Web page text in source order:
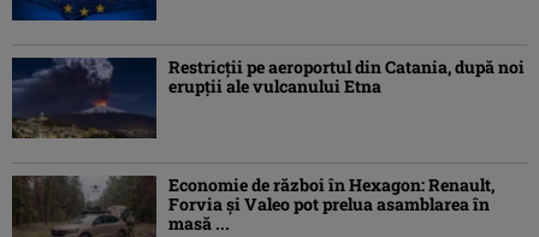
Restricții pe aeroportul din Catania, după noi
erupții ale vulcanului Etna
Economie de război în Hexagon: Renault,
Forvia și Valeo pot prelua asamblarea în
masă ...